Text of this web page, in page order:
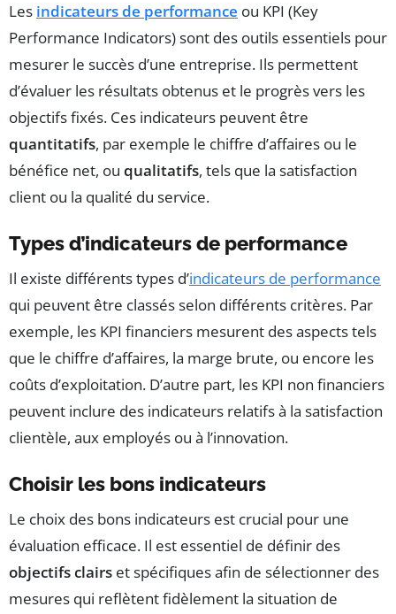
Les indicateurs de performance ou KPI (Key
Performance Indicators) sont des outils essentiels pour
mesurer le succès d’une entreprise. Ils permettent
d’évaluer les résultats obtenus et le progrès vers les
objectifs fixés. Ces indicateurs peuvent être
quantitatifs, par exemple le chiffre d’affaires ou le
bénéfice net, ou qualitatifs, tels que la satisfaction
client ou la qualité du service.
Types d’indicateurs de performance
Il existe différents types d’indicateurs de performance
qui peuvent être classés selon différents critères. Par
exemple, les KPI financiers mesurent des aspects tels
que le chiffre d’affaires, la marge brute, ou encore les
coûts d’exploitation. D’autre part, les KPI non financiers
peuvent inclure des indicateurs relatifs à la satisfaction
clientèle, aux employés ou à l’innovation.
Choisir les bons indicateurs
Le choix des bons indicateurs est crucial pour une
évaluation efficace. Il est essentiel de définir des
objectifs clairs et spécifiques afin de sélectionner des
mesures qui reflètent fidèlement la situation de